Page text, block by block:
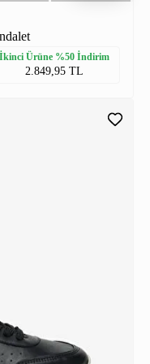
İkinci Ürüne %50 İndirim
2.849,95 TL